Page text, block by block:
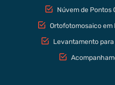
Núvem de Pontos
Ortofotomosaico em
Levantamento para